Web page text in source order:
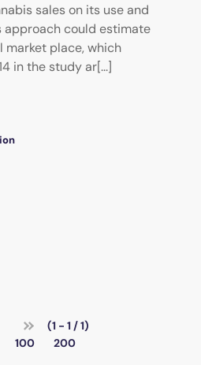
sales on its use and
could estimate
market place, which
in the study ar[...]
(1 - 1 / 1)
100 200